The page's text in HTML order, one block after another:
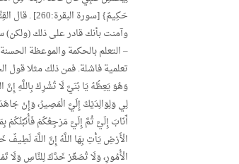
حَكِيمٌ}
وآمنت بأنك قادر على ذلك (ولكن)
– التعلم بالحكمة والموعظة
تعلمية فاشلة. فمن ذلك مثلا قول
وَهُوَ يَعِظُهُ يَا بُنَيَّ لَا تُشْرِكْ بِاللَّهِ
لِي وَلِوَالِدَيْكَ إِلَيَّ الْمَصِيرُ، وَإِنْ
أَنَابَ إِلَيَّ ثُمَّ إِلَيَّ مَرْجِعُكُمْ
الْأَرْضِ يَأْتِ بِهَا اللَّهُ إِنَّ اللَّهَ
الْأُمُورِ، وَلَا تُصَعِّرْ خَدَّكَ لِلنَّاسِ